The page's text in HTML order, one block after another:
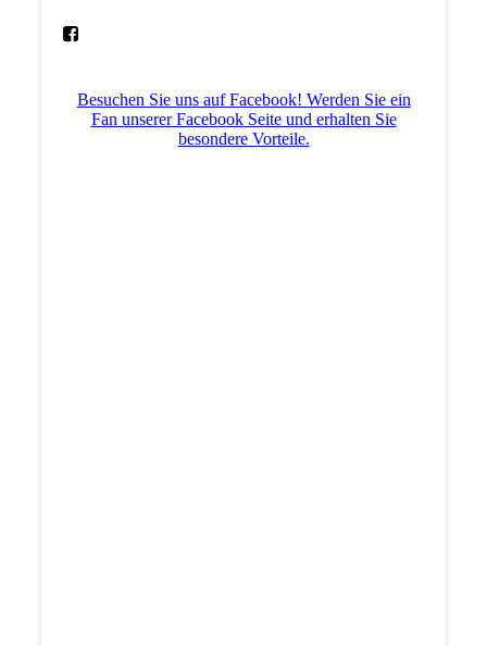
Besuchen Sie uns auf Facebook! Werden Sie ein
Fan unserer Facebook Seite und erhalten Sie
besondere Vorteile.